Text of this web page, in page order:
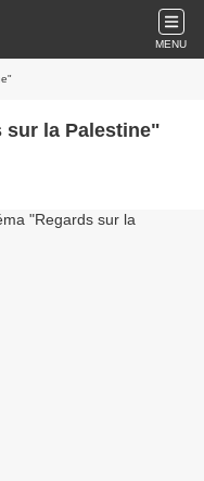
MENU
sur la Palestine"